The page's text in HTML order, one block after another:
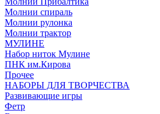
Молнии спираль
Молнии рулонка
Молнии трактор
МУЛИНЕ
Набор ниток Мулине
ПНК им.Кирова
Прочее
НАБОРЫ ДЛЯ ТВОРЧЕСТВА
Развивающие игры
Фетр